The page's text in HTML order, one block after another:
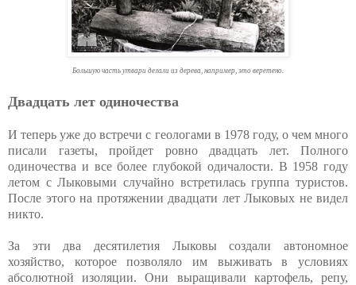
Большую часть утвари делали из дерева, например, это веретено.
Двадцать лет одиночества
И теперь уже до встречи с геологами в 1978 году, о чем много
писали газеты, пройдет ровно двадцать лет. Полного
одиночества и все более глубокой одичалости. В 1958 году
летом с Лыковыми случайно встретилась группа туристов.
После этого на протяжении двадцати лет Лыковых не видел
никто.
За эти два десятилетия Лыковы создали автономное
хозяйство, которое позволяло им выживать в условиях
абсолютной изоляции. Они выращивали картофель, репу,